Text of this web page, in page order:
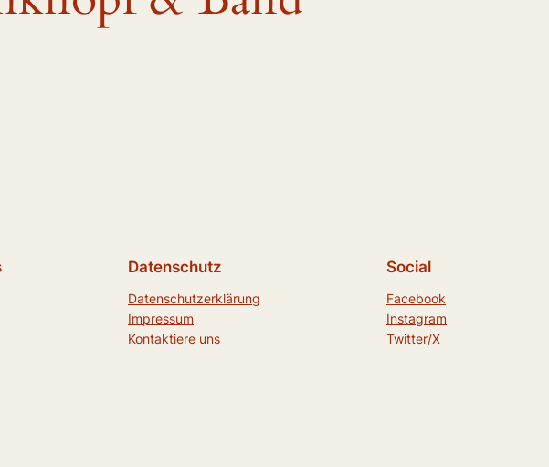
Datenschutz
Datenschutzerklärung
Impressum
Kontaktiere uns
Social
Facebook
Instagram
Twitter/X